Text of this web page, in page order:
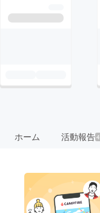
ホーム 活動報告4